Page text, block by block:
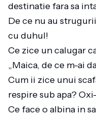
destinatie fara sa
De ce nu au
cu duhul!
Ce zice un calugar
„Maica, de ce m-ai
Cum ii zice unui
respire sub apa?
Ce face o albina in